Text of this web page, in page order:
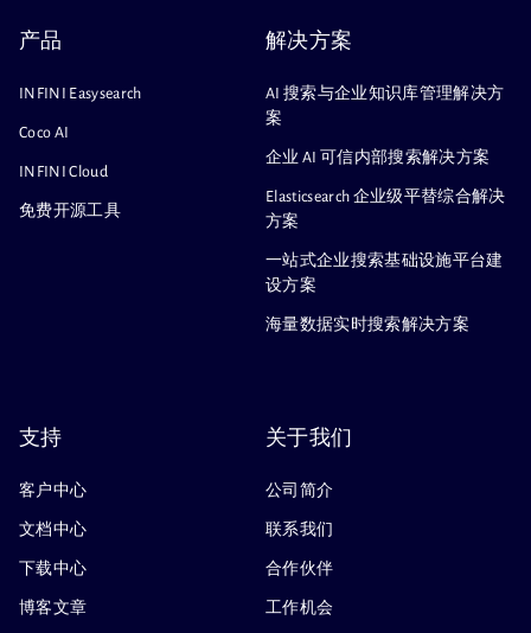
产品
INFINI Easysearch
Coco AI
INFINI Cloud
免费开源工具
解决方案
AI 搜索与企业知识库管理解决方
案
企业 AI 可信内部搜索解决方案
Elasticsearch 企业级平替综合解决
方案
一站式企业搜索基础设施平台建
设方案
海量数据实时搜索解决方案
支持
客户中心
文档中心
下载中心
博客文章
关于我们
公司简介
联系我们
合作伙伴
工作机会